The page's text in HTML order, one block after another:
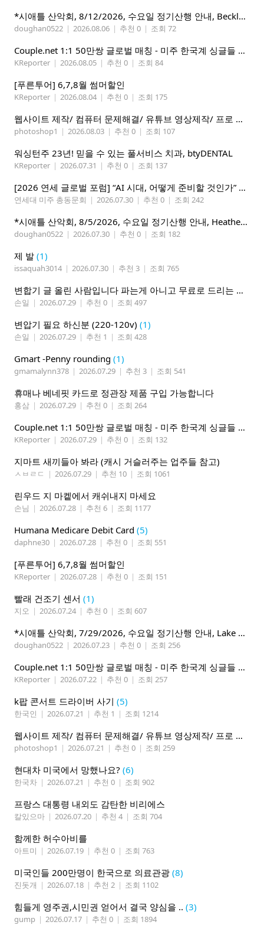
*시애틀 산악회, 8/12/2026, 수요일 정기산행 안내, Beckler Peak*
doughan0522 | 2026.08.06 | 추천 0 | 조회 72
Couple.net 1:1 50만쌍 글로벌 매칭 - 미주 한국계 싱글들 모이세요
KReporter | 2026.08.05 | 추천 0 | 조회 84
[푸른투어] 6,7,8월 썸머할인
KReporter | 2026.08.04 | 추천 0 | 조회 175
웹사이트 제작/ 컴퓨터 문제해결/ 유튜브 영상제작/ 프로 사진촬영
photoshop1 | 2026.08.03 | 추천 0 | 조회 107
워싱턴주 23년! 믿을 수 있는 풀서비스 치과, btyDENTAL
KReporter | 2026.07.31 | 추천 0 | 조회 137
[2026 연세 글로벌 포럼] “AI 시대, 어떻게 준비할 것인가” 8월 7-10일 벨뷰 개최
연세대 미주 총동문회 | 2026.07.30 | 추천 0 | 조회 242
*시애틀 산악회, 8/5/2026, 수요일 정기산행 안내, Heather Lake*
doughan0522 | 2026.07.30 | 추천 0 | 조회 182
제 발 (1)
issaquah3014 | 2026.07.30 | 추천 3 | 조회 765
변합기 글 올린 사람입니다 파는게 아니고 무료로 드리는 겁니다 필요하신분 연락처 남겨주시면 됩니다
손일 | 2026.07.29 | 추천 0 | 조회 497
변압기 필요 하신분 (220-120v) (1)
손일 | 2026.07.29 | 추천 1 | 조회 428
Gmart -Penny rounding (1)
gmamalynn378 | 2026.07.29 | 추천 3 | 조회 541
휴매나 베네핏 카드로 정관장 제품 구입 가능합니다
홍삼 | 2026.07.29 | 추천 0 | 조회 264
Couple.net 1:1 50만쌍 글로벌 매칭 - 미주 한국계 싱글들 모이세요
KReporter | 2026.07.29 | 추천 0 | 조회 132
지마트 새끼들아 봐라 (캐시 거슬러주는 업주들 참고)
ㅅㅂㄹㄷ | 2026.07.29 | 추천 10 | 조회 1061
린우드 지 마켙에서 캐쉬내지 마세요
손님 | 2026.07.28 | 추천 6 | 조회 1177
Humana Medicare Debit Card (5)
daphne30 | 2026.07.28 | 추천 0 | 조회 551
[푸른투어] 6,7,8월 썸머할인
KReporter | 2026.07.28 | 추천 0 | 조회 151
빨래 건조기 센서 (1)
지오 | 2026.07.24 | 추천 0 | 조회 607
*시애틀 산악회, 7/29/2026, 수요일 정기산행 안내, Lake 22*
doughan0522 | 2026.07.23 | 추천 0 | 조회 256
Couple.net 1:1 50만쌍 글로벌 매칭 - 미주 한국계 싱글들 모이세요
KReporter | 2026.07.22 | 추천 0 | 조회 257
k팝 콘서트 드라이버 사기 (5)
한국인 | 2026.07.21 | 추천 1 | 조회 1214
웹사이트 제작/ 컴퓨터 문제해결/ 유튜브 영상제작/ 프로 사진촬영
photoshop1 | 2026.07.21 | 추천 0 | 조회 259
현대차 미국에서 망했나요? (6)
한국차 | 2026.07.21 | 추천 0 | 조회 902
프랑스 대통령 내외도 감탄한 비리에스
칼있으마 | 2026.07.20 | 추천 4 | 조회 704
함께한 허수아비를
아트미 | 2026.07.19 | 추천 0 | 조회 763
미국인들 200만명이 한국으로 의료관광 (8)
진돗개 | 2026.07.18 | 추천 2 | 조회 1102
힘들게 영주권,시민권 얻어서 결국 양심을 .. (3)
gump | 2026.07.17 | 추천 0 | 조회 1894